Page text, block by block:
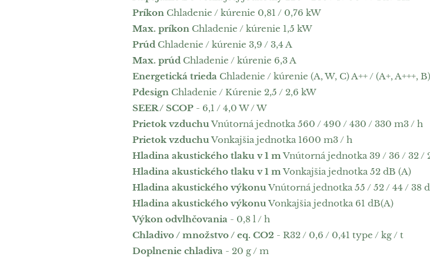
PríkonChladenie / kúrenie 0,81 / 0,76 kW
Max. príkonChladenie / kúrenie 1,5 kW
PrúdChladenie / kúrenie 3,9 / 3,4 A
Max. prúdChladenie / kúrenie 6,3 A
Energetická trieda Chladenie / kúrenie (A, W, C) A++ / (A+, A+++,
PdesignChladenie / Kúrenie 2,5 / 2,6 kW
SEER / SCOP- 6,1 / 4,0 W / W
Prietok vzduchuVnútorná jednotka 560 / 490 / 430 / 330 m3 / h
Prietok vzduchuVonkajšia jednotka 1600 m3 / h
Hladina akustického tlaku v 1 mVnútorná jednotka 39 / 36 / 32 /
Hladina akustického tlaku v 1 mVonkajšia jednotka 52 dB (A)
Hladina akustického výkonuVnútorná jednotka 55 / 52 / 44 / 38
Hladina akustického výkonuVonkajšia jednotka 61 dB(A)
Výkon odvlhčovania - 0,8 l / h
Chladivo / množstvo / eq. CO2 - R32 / 0,6 / 0,41 type / kg / t
Doplnenie chladiva - 20 g / m